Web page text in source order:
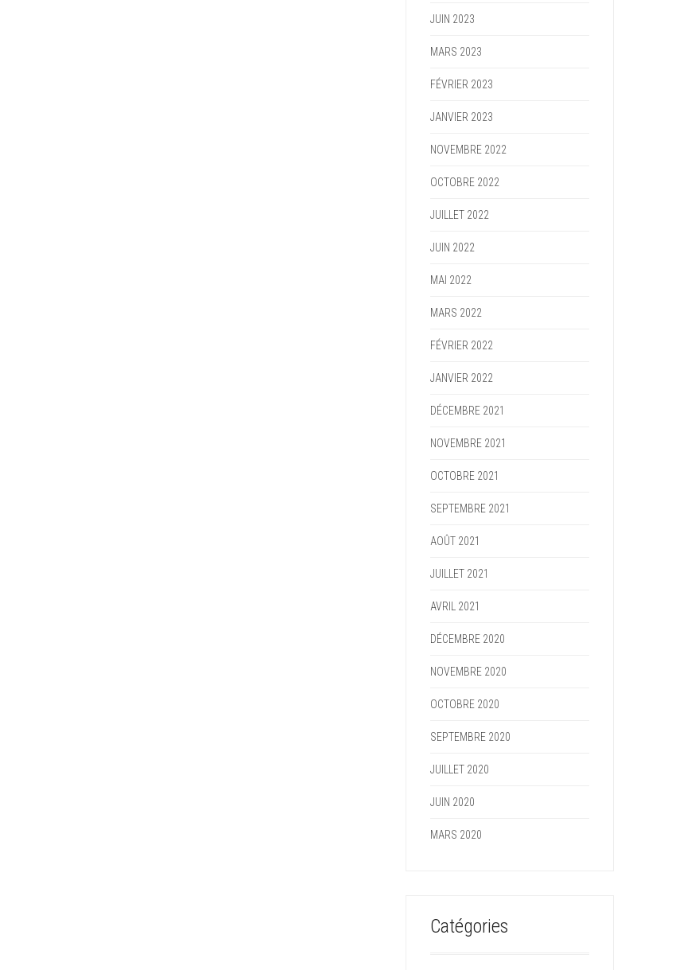
JUIN 2023
MARS 2023
FÉVRIER 2023
JANVIER 2023
NOVEMBRE 2022
OCTOBRE 2022
JUILLET 2022
JUIN 2022
MAI 2022
MARS 2022
FÉVRIER 2022
JANVIER 2022
DÉCEMBRE 2021
NOVEMBRE 2021
OCTOBRE 2021
SEPTEMBRE 2021
AOÛT 2021
JUILLET 2021
AVRIL 2021
DÉCEMBRE 2020
NOVEMBRE 2020
OCTOBRE 2020
SEPTEMBRE 2020
JUILLET 2020
JUIN 2020
MARS 2020
Catégories